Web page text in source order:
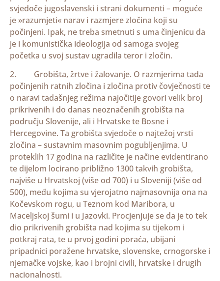
svjedoče jugoslavenski i strani dokumenti – moguće
je »razumjeti« narav i razmjere zločina koji su
počinjeni. Ipak, ne treba smetnuti s uma činjenicu da
je i komunistička ideologija od samoga svojeg
početka u svoj sustav ugradila teror i zločin.
2. Grobišta, žrtve i žalovanje. O razmjerima tada
počinjenih ratnih zločina i zločina protiv čovječnosti te
o naravi tadašnjeg režima najočitije govori velik broj
prikrivenih i do danas neoznačenih grobišta na
području Slovenije, ali i Hrvatske te Bosne i
Hercegovine. Ta grobišta svjedoče o najtežoj vrsti
zločina – sustavnim masovnim pogubljenjima. U
proteklih 17 godina na različite je načine evidentirano
te dijelom locirano približno 1300 takvih grobišta,
najviše u Hrvatskoj (više od 700) i u Sloveniji (više od
500), među kojima su vjerojatno najmasovnija ona na
Kočevskom rogu, u Teznom kod Maribora, u
Maceljskoj šumi i u Jazovki. Procjenjuje se da je to tek
dio prikrivenih grobišta nad kojima su tijekom i
potkraj rata, te u prvoj godini poraća, ubijani
pripadnici poražene hrvatske, slovenske, crnogorske i
njemačke vojske, kao i brojni civili, hrvatske i drugih
nacionalnosti.